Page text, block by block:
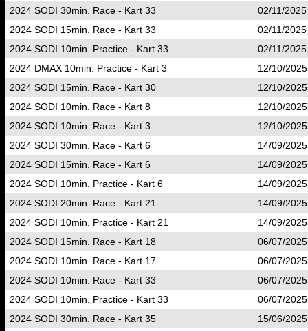
2024 SODI 30min. Race - Kart 33
02/11/
2024 SODI 15min. Race - Kart 33
02/11/
2024 SODI 10min. Practice - Kart 33
02/11/
2024 DMAX 10min. Practice - Kart 3
12/10/
2024 SODI 15min. Race - Kart 30
12/10/
2024 SODI 10min. Race - Kart 8
12/10/
2024 SODI 10min. Race - Kart 3
12/10/
2024 SODI 30min. Race - Kart 6
14/09/
2024 SODI 15min. Race - Kart 6
14/09/
2024 SODI 10min. Practice - Kart 6
14/09/
2024 SODI 20min. Race - Kart 21
14/09/
2024 SODI 10min. Practice - Kart 21
14/09/
2024 SODI 15min. Race - Kart 18
06/07/
2024 SODI 10min. Race - Kart 17
06/07/
2024 SODI 10min. Race - Kart 33
06/07/
2024 SODI 10min. Practice - Kart 33
06/07/
2024 SODI 30min. Race - Kart 35
15/06/